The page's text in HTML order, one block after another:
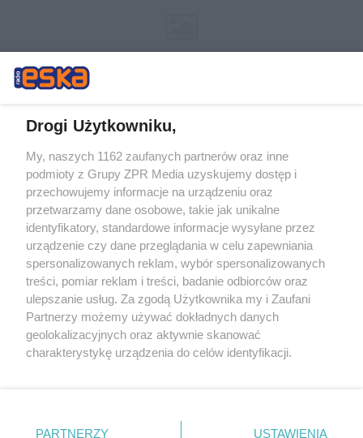
Żaden utwór zamieszczony w serwisie nie może być powielany i
rozpowszechniany lub dalej rozpowszechniany w jakikolwiek sposób (w
tym także elektroniczny lub mechaniczny) na jakimkolwiek polu
eksploatacji w jakiejkolwiek formie, włącznie z umieszczaniem w
Internecie bez pisemnej zgody właściciela praw. Jakiekolwiek użycie lub
wykorzystanie utworów w całości lub w części z naruszeniem prawa,
tzn. bez właściwej zgody, jest zabronione pod groźbą kary i może być
ścigane prawnie.
Drogi Użytkowniku,
My, naszych 1162 zaufanych partnerów oraz inne
podmioty z Grupy ZPR Media uzyskujemy dostęp i
przechowujemy informacje na urządzeniu oraz
przetwarzamy dane osobowe, takie jak unikalne
identyfikatory, standardowe informacje wysyłane przez
urządzenie czy dane przeglądania w celu zapewniania
spersonalizowanych reklam, wybór spersonalizowanych
treści, pomiar reklam i treści, badanie odbiorców oraz
ulepszanie usług. Za zgodą Użytkownika my i Zaufani
Partnerzy możemy używać dokładnych danych
geolokalizacyjnych oraz aktywnie skanować
charakterystykę urządzenia do celów identyfikacji.
zmienić/wycofać klikając przycisk ustawień prywatności
PARTNERZY USTAWIENIA